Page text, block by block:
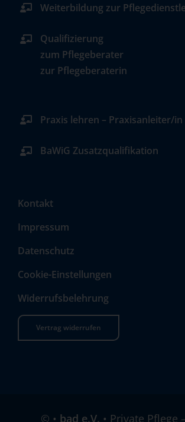
Weiterbildung zur
Qualifizierung
zum Pflegeberater
zur Pflegeberaterin
Praxis lehren – Praxisanleiter/in
BaWiG Zusatzqualifikation
Kontakt
Impressum
Datenschutz
Cookie-Einstellungen
Widerrufsbelehrung
Vertrag widerrufen
© • bad e.V. • Private Pflege